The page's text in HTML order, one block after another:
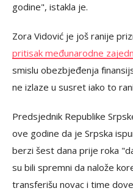
godine", istakla je.
Zora Vidović je još ranije
pritisak međunarodne
smislu obezbjeđenja
ne izlaze u susret iako to
Predsjednik Republike
ove godine da je Srpska
berzi šest dana prije roka
su bili spremni da nalože
transferišu novac i time